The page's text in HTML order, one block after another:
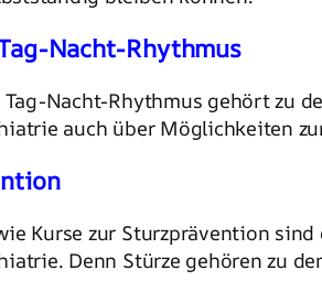
Nacht-Rhythmus
Nacht-Rhythmus gehört zu
auch über Möglichkeiten
Kurse zur Sturzprävention
Denn Stürze gehören zu